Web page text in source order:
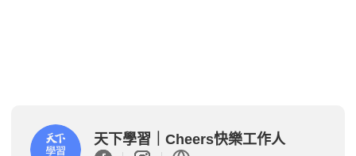
天下學習｜Cheers快樂工作人